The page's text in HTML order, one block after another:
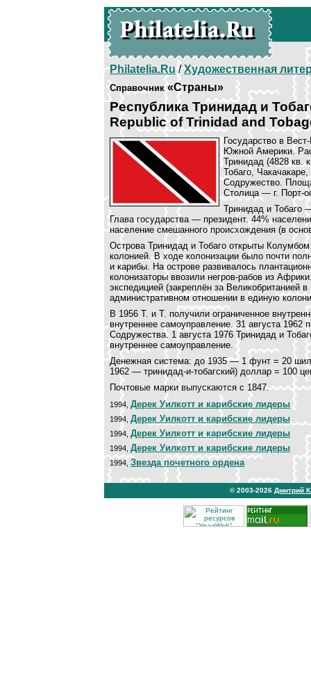
Philatelia.Ru/Художественная
Справочник«Страны»
Республика Тринидад и
Republic of Trinidad and
Государство в
Южной Америки.
Тринидад (4828 кв.
Тобаго,
Содружество.
Столица — г. Порт-
Тринидад и Тобаго
Глава государства — президент. 44%
население смешанного происхождения (в
Острова Тринидад и Тобаго открыты
колонией. В ходе колонизации было почти
и карибы. На острове развивалось
колонизаторы ввозили негров-рабов из
экспедицией (закреплён за Великобританией
административном отношении в единую
В 1956 Т. и Т. получили ограниченное
внутреннее самоуправление. 31 августа 1962
Содружества. 1 августа 1976 Тринидад и
внутреннее самоуправление.
Денежная система: до 1935 — 1 фунт = 20
1962 — тринидад-и-тобагский) доллар = 100
Почтовые марки выпускаются с 1847.
1994, Дерек Уилкотт и карибские лидеры
1994, Дерек Уилкотт и карибские лидеры
1994, Дерек Уилкотт и карибские лидеры
1994, Дерек Уилкотт и карибские лидеры
1994, Звезда почетного ордена
© 2003-2026 Дмитрий